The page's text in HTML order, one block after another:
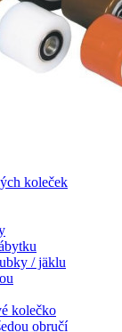
koleček
/ jäklu
kolečko
obručí